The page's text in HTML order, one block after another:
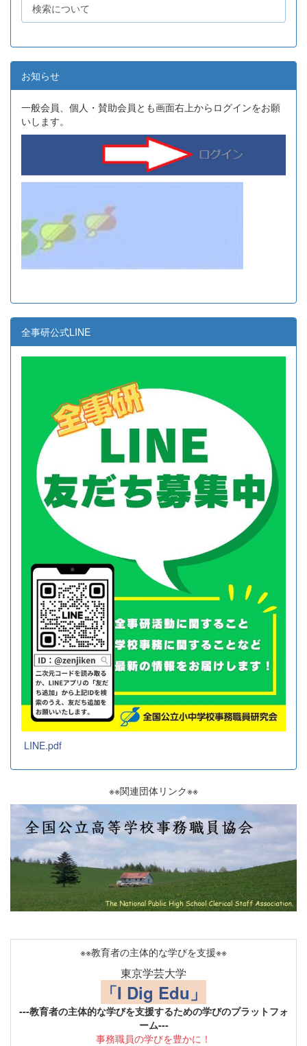
検索について
お知らせ
一般会員、個人・賛助会員とも画面右上からログインをお願
いします。
全事研公式LINE
LINE.pdf
※※関連団体リンク※※
※※教育者の主体的な学びを支援※※
東京学芸大学
「I Dig Edu」
---教育者の主体的な学びを支援するための学びのプラットフォ
ーム---
事務職員の学びを豊かに！